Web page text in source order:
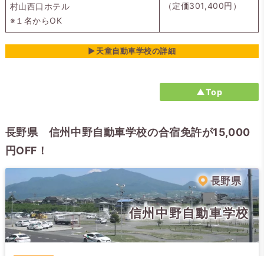
村山西口ホテル
※１名からOK
（定価301,400円）
▶天童自動車学校の詳細
▲Top
長野県 信州中野自動車学校の合宿免許が15,000
円OFF！
長野県
信州中野自動車学校